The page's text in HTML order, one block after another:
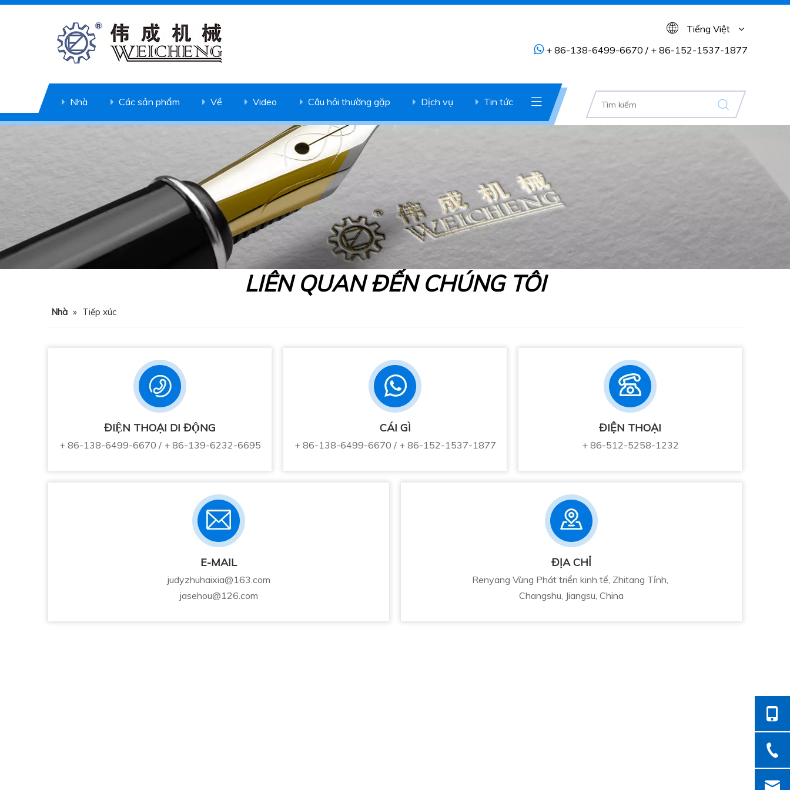
Tiếng Việt
+ 86-138-6499-6670 / + 86-152-1537-1877
Nhà Các sản phẩm Về Video Câu hỏi thường gặp Dịch vụ Tin tức
LIÊN QUAN ĐẾN CHÚNG TÔI
Nhà » Tiếp xúc
ĐIỆN THOẠI DI ĐỘNG
+ 86-138-6499-6670 / + 86-139-6232-6695
CÁI GÌ
+ 86-138-6499-6670 / + 86-152-1537-1877
ĐIỆN THOẠI
+ 86-512-5258-1232
E-MAIL
judyzhuhaixia@163.com
jasehou@126.com
ĐỊA CHỈ
Renyang Vùng Phát triển kinh tế, Zhitang Tỉnh,
Changshu, Jiangsu, China